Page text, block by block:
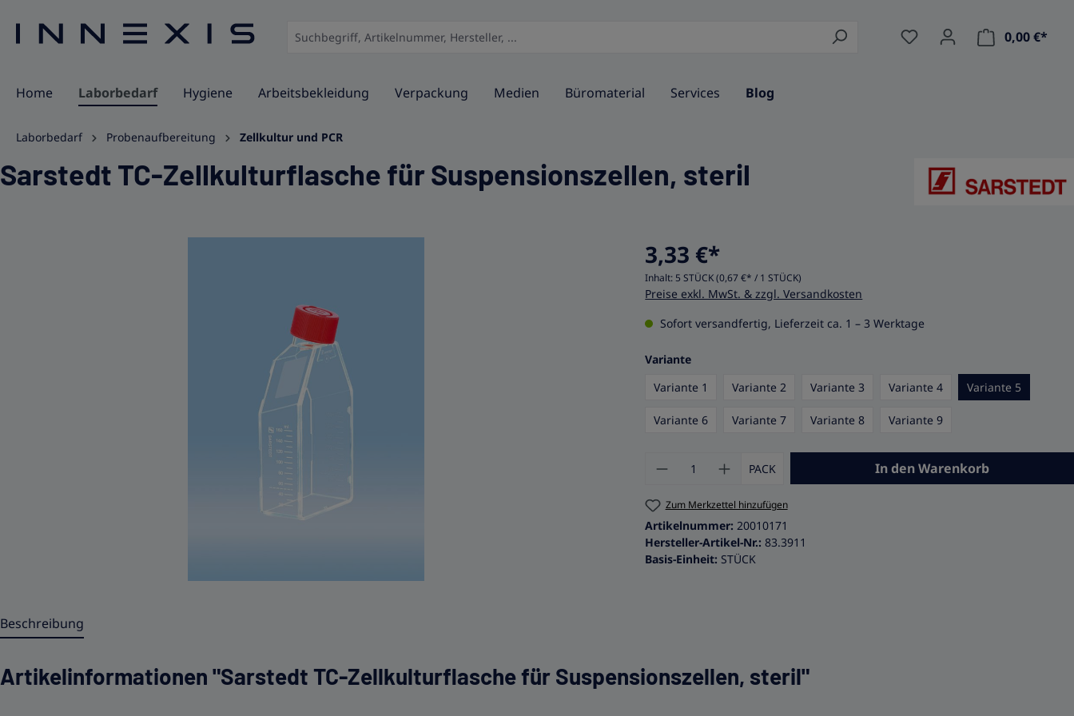
0,00 €*
Home Laborbedarf Hygiene Arbeitsbekleidung Verpackung Medien Büromaterial Services Blog
Laborbedarf Probenaufbereitung Zellkultur und PCR
Sarstedt TC-Zellkulturflasche für Suspensionszellen, steril
3,33 €*
Inhalt: 5 STÜCK(0,67 €* / 1 STÜCK)
Preise exkl. MwSt. & zzgl. Versandkosten
Sofort versandfertig, Lieferzeit ca. 1 – 3 Werktage
Varianteauswählen
Variante 1
Variante 2 Variante 3 Variante 4 Variante 5
Variante 6 Variante 7 Variante 8 Variante 9
Produkt Anzahl: Gib den gewünschten Wert
PACK In den Warenkorb
Zum Merkzettel hinzufügen
Artikelnummer:20010171
Hersteller-Artikel-Nr.:83.3911
Basis-Einheit: STÜCK
Beschreibung
Artikelinformationen "Sarstedt TC-Zellkulturflasche für Suspensionszellen, steril"